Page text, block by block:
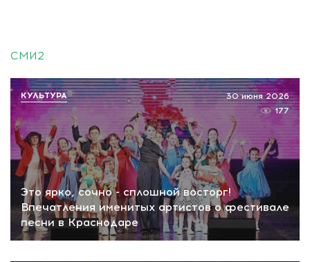
СМИ2
Это ярко, сочно - сплошной восторг!
Впечатления именитых артистов о фестивале
песни в Краснодаре
30 июня 2026
177
КУЛЬТУРА